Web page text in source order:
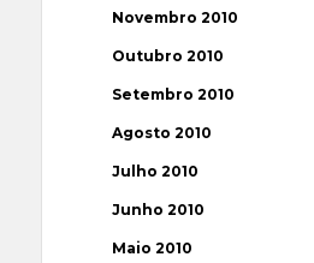
Novembro 2010
Outubro 2010
Setembro 2010
Agosto 2010
Julho 2010
Junho 2010
Maio 2010